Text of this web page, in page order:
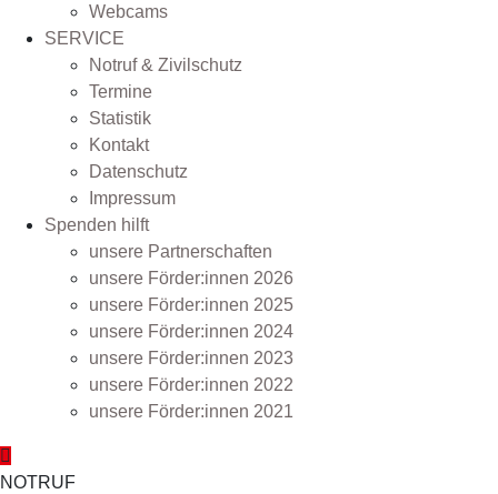
Webcams
SERVICE
Notruf & Zivilschutz
Termine
Statistik
Kontakt
Datenschutz
Impressum
Spenden hilft
unsere Partnerschaften
unsere Förder:innen 2026
unsere Förder:innen 2025
unsere Förder:innen 2024
unsere Förder:innen 2023
unsere Förder:innen 2022
unsere Förder:innen 2021
NOTRUF